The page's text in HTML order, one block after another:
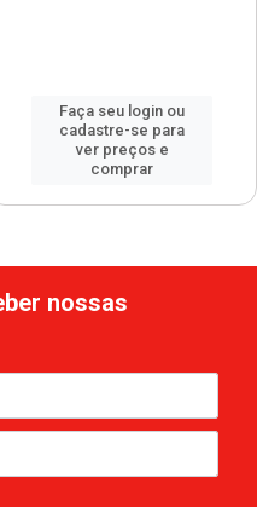
Faça seu login ou
cadastre-se para
ver preços e
comprar
nossas